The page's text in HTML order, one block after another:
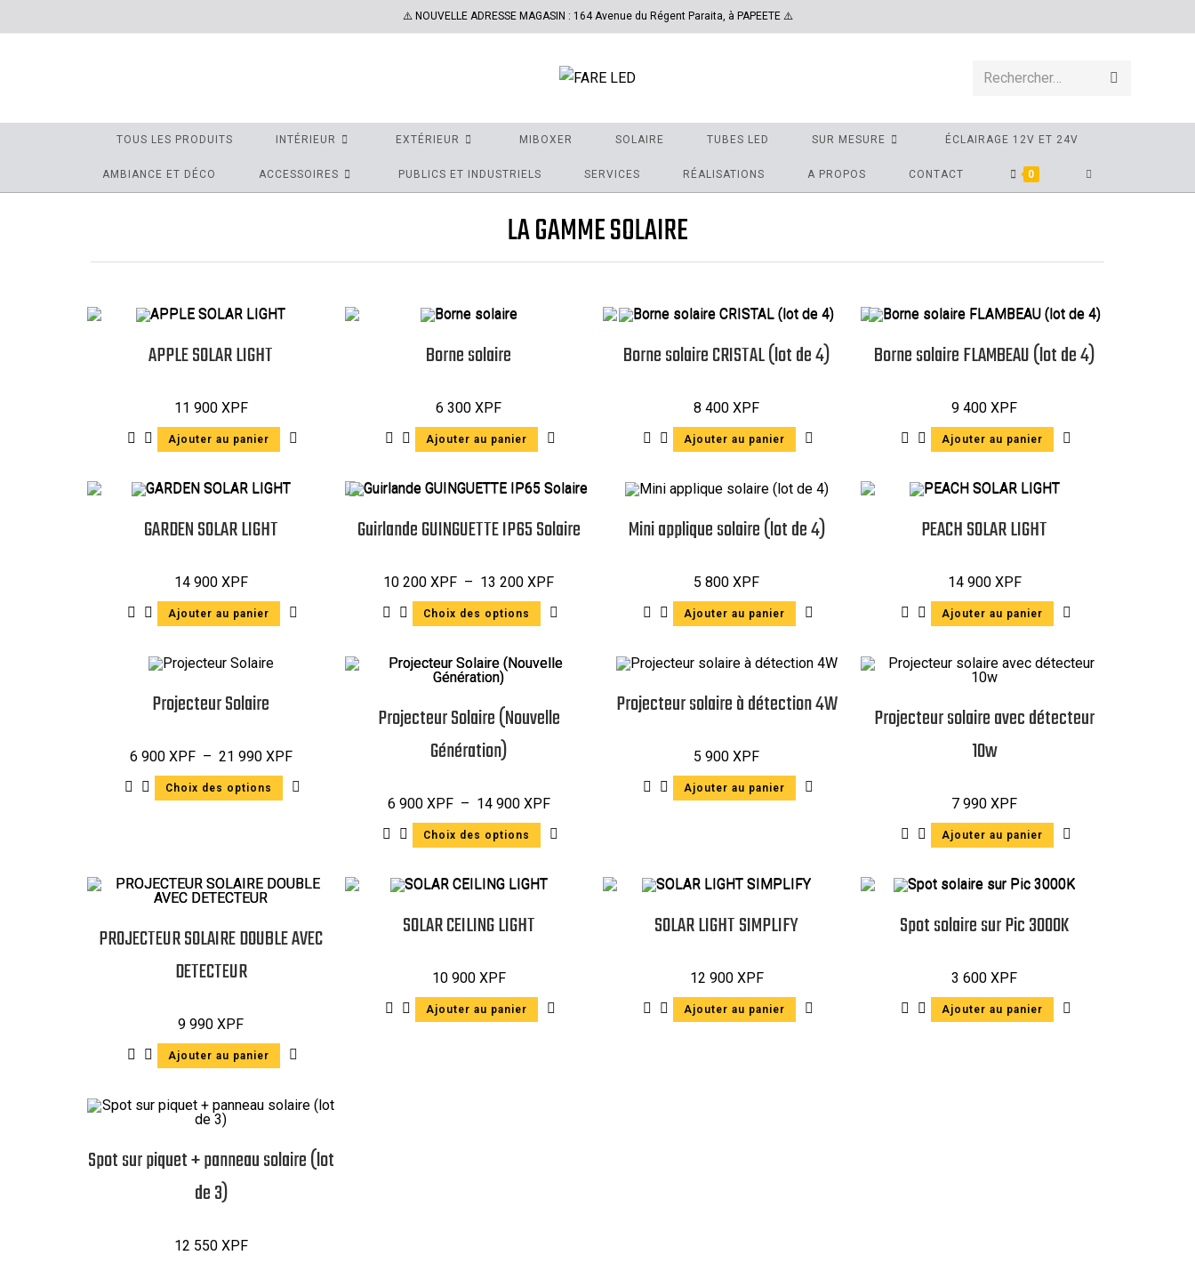
⚠️ NOUVELLE ADRESSE MAGASIN : 164 Avenue du Régent Paraita, à PAPEETE ⚠️
Rechercher…
TOUS LES PRODUITS INTÉRIEUR EXTÉRIEUR MIBOXER SOLAIRE TUBES LED SUR MESURE ÉCLAIRAGE 12V ET 24V
AMBIANCE ET DÉCO ACCESSOIRES PUBLICS ET INDUSTRIELS SERVICES RÉALISATIONS A PROPOS CONTACT 0
LA GAMME SOLAIRE
APPLE SOLAR LIGHT
11 900 XPF
Ajouter au panier
Borne solaire
6 300 XPF
Ajouter au panier
Borne solaire CRISTAL (lot de 4)
8 400 XPF
Ajouter au panier
Borne solaire FLAMBEAU (lot de 4)
9 400 XPF
Ajouter au panier
GARDEN SOLAR LIGHT
14 900 XPF
Ajouter au panier
Guirlande GUINGUETTE IP65 Solaire
10 200 XPF – 13 200 XPF
Choix des options
Mini applique solaire (lot de 4)
5 800 XPF
Ajouter au panier
PEACH SOLAR LIGHT
14 900 XPF
Ajouter au panier
Projecteur Solaire
6 900 XPF – 21 990 XPF
Choix des options
Projecteur Solaire (Nouvelle
Génération)
6 900 XPF – 14 900 XPF
Choix des options
Projecteur solaire à détection 4W
5 900 XPF
Ajouter au panier
Projecteur solaire avec détecteur
10w
7 990 XPF
Ajouter au panier
PROJECTEUR SOLAIRE DOUBLE AVEC
DETECTEUR
9 990 XPF
Ajouter au panier
SOLAR CEILING LIGHT
10 900 XPF
Ajouter au panier
SOLAR LIGHT SIMPLIFY
12 900 XPF
Ajouter au panier
Spot solaire sur Pic 3000K
3 600 XPF
Ajouter au panier
Spot sur piquet + panneau solaire (lot
de 3)
12 550 XPF